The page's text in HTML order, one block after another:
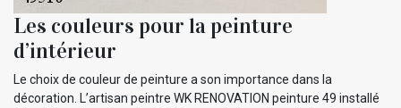
Les couleurs pour la peinture
d’intérieur
Le choix de couleur de peinture a son importance dans la
décoration. L’artisan peintre WK RENOVATION peinture 49 installé